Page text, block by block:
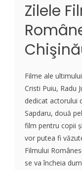
Zilele
Filme ale
Cristi Puiu, Radu
dedicat actorului
Sapdaru, două
film pentru copii
vor putea fi
Filmului
se va încheia